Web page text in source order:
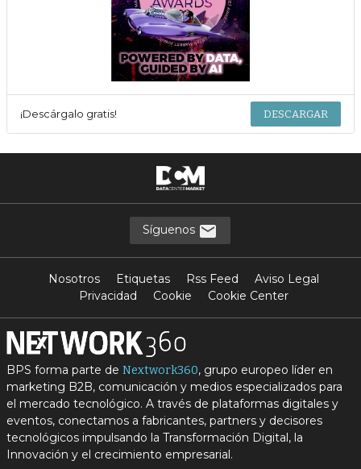
¡Descárgalo gratis! DESCARGAR
Síguenos
Nosotros Etiquetas Rss Feed
Aviso Legal
Privacidad
Cookie Cookie Center
BPS forma parte de Nextwork360, grupo europeo líder en
marketing B2B, comunicación y medios especializados para
el mercado tecnológico. A través de plataformas digitales y
eventos, conectamos a fabricantes, partners y decisores
tecnológicos impulsando la Transformación Digital, la
Innovación y el crecimiento empresarial.